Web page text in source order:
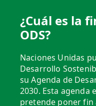
¿Cuál es la
ODS?
Naciones Unidas
Desarrollo
su Agenda de
2030. Esta agenda
pretende poner fin